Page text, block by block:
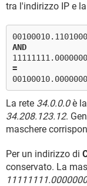
tra l'indirizzo IP e
AND
=
La rete 34.0.0.0è
34.208.123.12.
maschere
Per un indirizzo di
conservato. La